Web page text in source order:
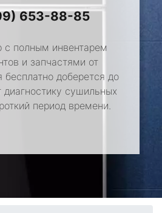
653-88-85
полным инвентарем
и запчастями от
бесплатно доберется до
диагностику сушильных
период времени.